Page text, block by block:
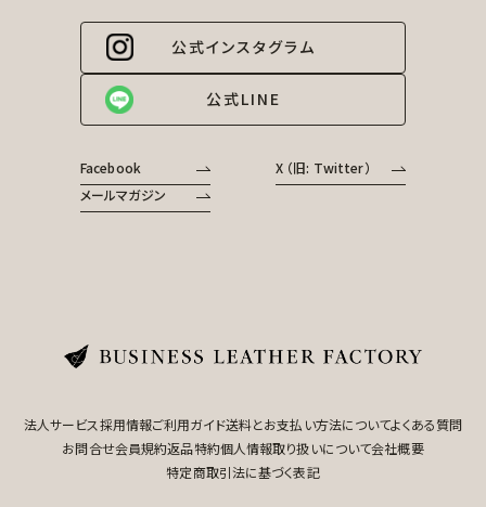
公式インスタグラム
公式LINE
Facebook
X （旧: Twitter）
メールマガジン
法人サービス採用情報ご利用ガイド送料とお支払い方法についてよくある質問
お問合せ会員規約返品特約個人情報取り扱いについて会社概要
特定商取引法に基づく表記